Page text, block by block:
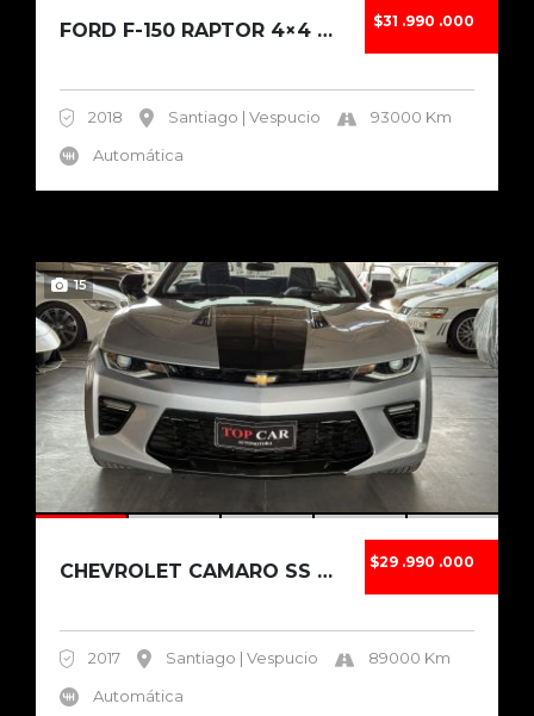
$31 .990 .000
FORD F-150 RAPTOR 4×4 3.5 ECOBOOST 2018
2018 Santiago | Vespucio
93000 Km
Automática
15
$29 .990 .000
CHEVROLET CAMARO SS CABRIO 6.2L V8 AÑO 2017....
2017 Santiago | Vespucio
89000 Km
Automática